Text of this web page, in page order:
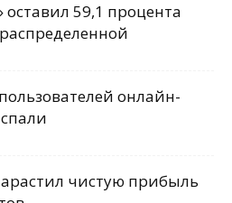
59,1 процента
онлайн-
чистую прибыль